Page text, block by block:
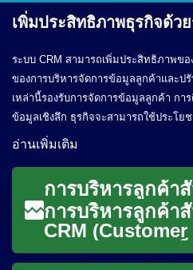
เพิ่มประสิทธิภาพธุรกิจด้ว
ระบบ CRM สามารถเพิ่มประสิทธิภาพข
ของการบริหารจัดการข้อมูลลูกค้าและป
เหล่านี้รองรับการจัดการข้อมูลลูกค้า กา
ข้อมูลเชิงลึก ธุรกิจจะสามารถใช้ประโย
อ่านเพิ่มเติม
การบริหารลูกค้า
CRM
Management)